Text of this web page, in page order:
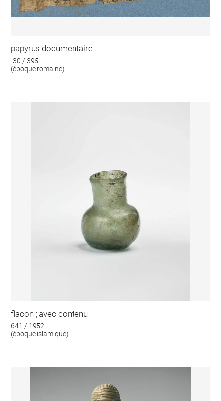
papyrus documentaire
-30 / 395
(époque romaine)
flacon ; avec contenu
641 / 1952
(époque islamique)